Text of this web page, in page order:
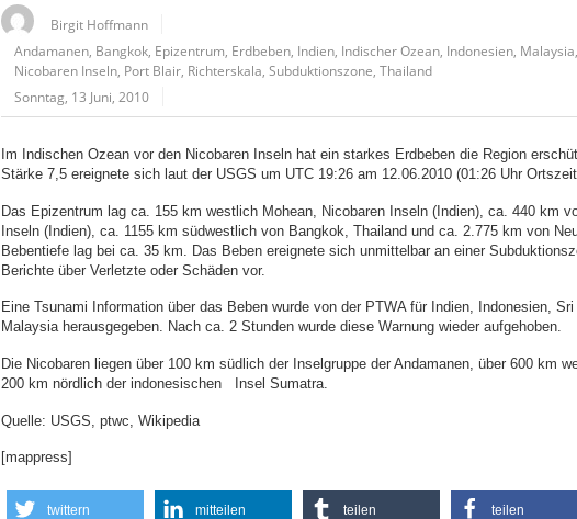
Birgit Hoffmann
Andamanen Bangkok Epizentrum Erdbeben Indien Indischer Ozean Indonesien Malaysia
Nicobaren Inseln Port Blair Richterskala ,Subduktionszone ,Thailand
Sonntag, 13 Juni, 2010
Im Indischen Ozean vor den Nicobaren Inseln hat ein starkes Erdbeben die Region
Stärke 7,5 ereignete sich laut der USGS um UTC 19:26 am 12.06.2010 (01:26 Uhr
Das Epizentrum lag ca. 155 km westlich Mohean, Nicobaren Inseln (Indien), ca. 440 km
Inseln (Indien), ca. 1155 km südwestlich von Bangkok, Thailand und ca. 2.775 km von
Bebentiefe lag bei ca. 35 km. Das Beben ereignete sich unmittelbar an einer
Berichte über Verletzte oder Schäden vor.
Eine Tsunami Information über das Beben wurde von der PTWA für Indien, Indonesien,
Malaysia herausgegeben. Nach ca. 2 Stunden wurde diese Warnung wieder aufgehoben.
Die Nicobaren liegen über 100 km südlich der Inselgruppe der Andamanen, über 600 km
200 km nördlich der indonesischen Insel Sumatra.
Quelle: USGS, ptwc, Wikipedia
[mappress]
twittern mitteilen teilen teilen